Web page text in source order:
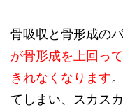
骨吸収と骨形成の
が骨形成を上回っ
きれなくなります
てしまい、スカス